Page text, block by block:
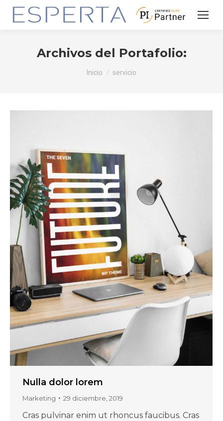
Archivos del Portafolio:
Estás aquí:
Inicio servicio
Nulla dolor lorem
Marketing 29 diciembre, 2019
Cras pulvinar enim ut rhoncus faucibus. Cras